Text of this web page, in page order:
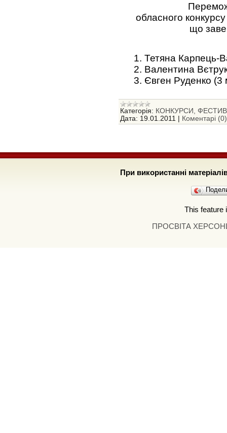
обласного
що
1. Тетяна Карпець-
2. Валентина
3. Євген Руденко (3
Категорія: КОНКУРСИ,
Дата: 19.01.2011 Коментарі (0)
При використанні
This feature
ПРОСВІТА